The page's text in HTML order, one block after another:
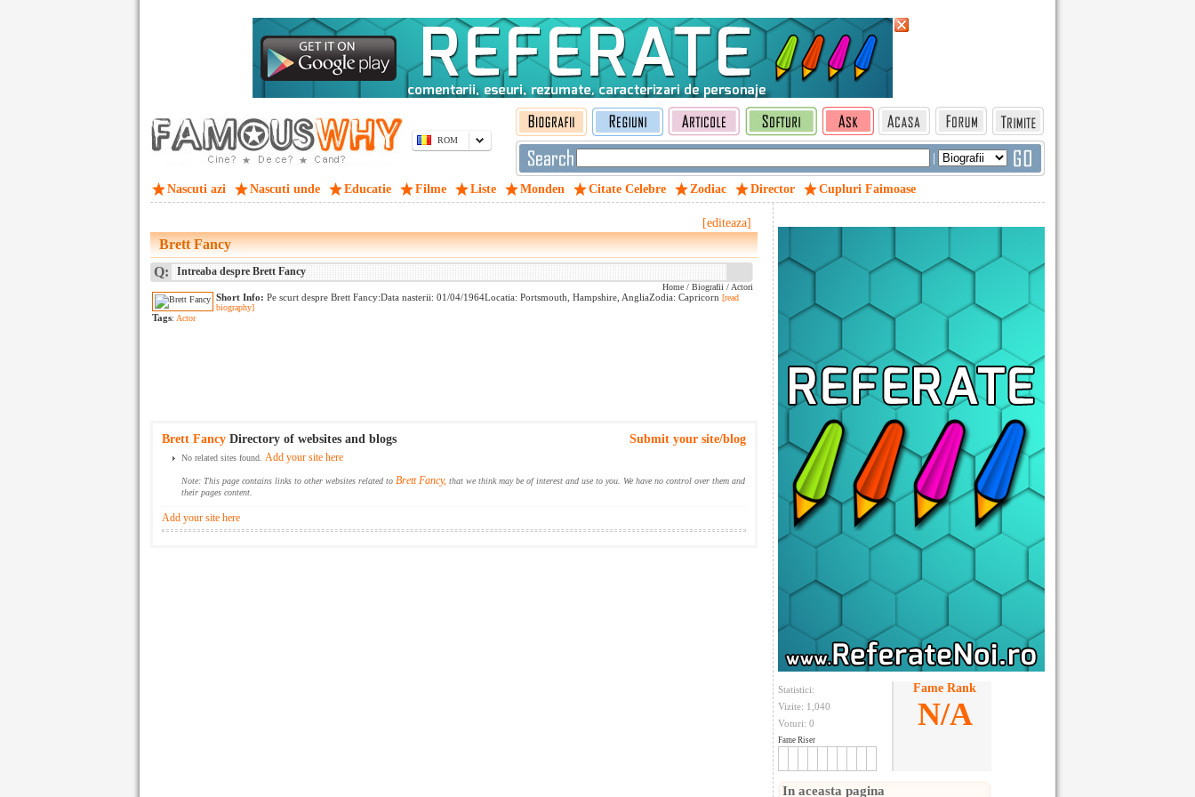
ROM
|
Nascuti azi Nascuti unde Educatie Filme Liste Monden Citate Celebre Zodiac Director Cupluri Faimoase
Statistici:
Vizite: 1,040
Voturi: 0
Fame Riser
Fame Rank
N/A
In aceasta pagina
[editeaza]
Brett Fancy
Q: Intreaba despre Brett Fancy
Home / Biografii / Actori
Short Info: Pe scurt despre Brett Fancy:Data nasterii: 01/04/1964Locatia: Portsmouth, Hampshire, AngliaZodia: Capricorn [read
biography]
Tags: Actor
Submit your site/blog
Brett Fancy Directory of websites and blogs
No related sites found. Add your site here
Note: This page contains links to other websites related to Brett Fancy, that we think may be of interest and use to you. We have no control over them and
their pages content.
Add your site here